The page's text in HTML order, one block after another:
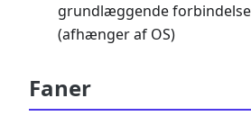
grundlæggende
(afhænger af OS)
Faner